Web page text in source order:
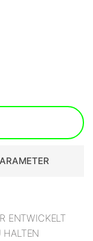
ENTWICKELT
HALTEN